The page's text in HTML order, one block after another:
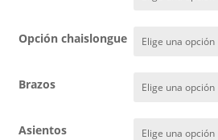
Opción chaislongue
Brazos
Asientos